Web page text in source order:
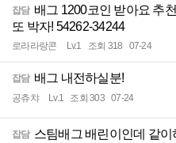
잡담 배그 1200코인 받아요 추
또 박자! 54262-34244
로라라랑콘 Lv.1 조회 318 07-24
잡담 배그 내전하실분!
공츄챠 Lv.1 조회 303 07-24
잡담 스팀배그 배린이인데 같이